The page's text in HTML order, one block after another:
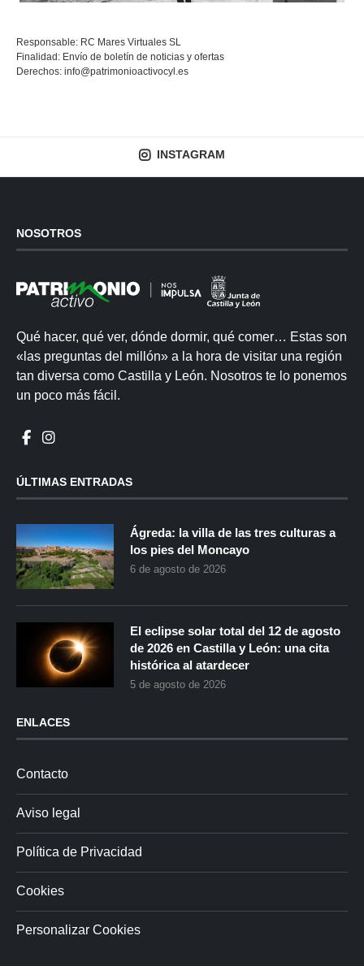
Responsable: RC Mares Virtuales SL
Finalidad: Envío de boletín de noticias y ofertas
Derechos: info@patrimonioactivocyl.es
INSTAGRAM
NOSOTROS
Qué hacer, qué ver, dónde dormir, qué comer… Estas son
«las preguntas del millón» a la hora de visitar una región
tan diversa como Castilla y León. Nosotros te lo ponemos
un poco más fácil.
ÚLTIMAS ENTRADAS
Ágreda: la villa de las tres culturas a
los pies del Moncayo
6 de agosto de 2026
El eclipse solar total del 12 de agosto
de 2026 en Castilla y León: una cita
histórica al atardecer
5 de agosto de 2026
ENLACES
Contacto
Aviso legal
Política de Privacidad
Cookies
Personalizar Cookies